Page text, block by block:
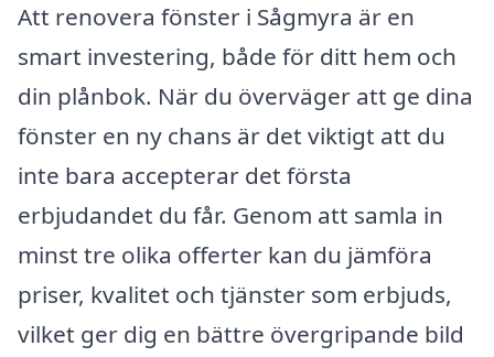
Att renovera fönster i Sågmyra är en
smart investering, både för ditt hem och
din plånbok. När du överväger att ge dina
fönster en ny chans är det viktigt att du
inte bara accepterar det första
erbjudandet du får. Genom att samla in
minst tre olika offerter kan du jämföra
priser, kvalitet och tjänster som erbjuds,
vilket ger dig en bättre övergripande bild